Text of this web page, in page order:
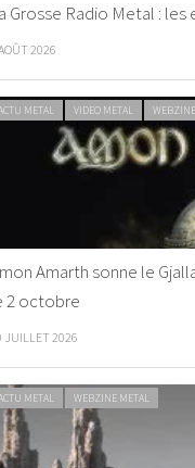
Grosse Radio Metal : les
2026
METAL VIDEO METAL
Amarth sonne le
2 octobre
JUILLET 2026
METAL WEBZINE METAL